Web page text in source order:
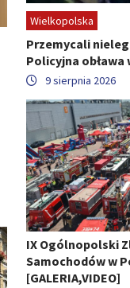
Wielkopolska
Przemycali
Policyjna obława
9 sierpnia 2026
IX Ogólnopolski
Samochodów w
[GALERIA,VIDEO]